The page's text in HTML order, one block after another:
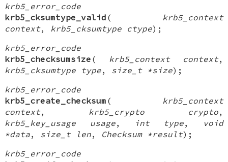
krb5_error_code
krb5_cksumtype_valid (
krb5_context
context, krb5_cksumtype ctype);
krb5_error_code
krb5_checksumsize ( krb5_context context,
krb5_cksumtype type, size_t *size);
krb5_error_code
krb5_create_checksum (
krb5_context
context, krb5_crypto crypto,
krb5_key_usage usage, int type,
void
*data, size_t len, Checksum *result);
krb5_error_code